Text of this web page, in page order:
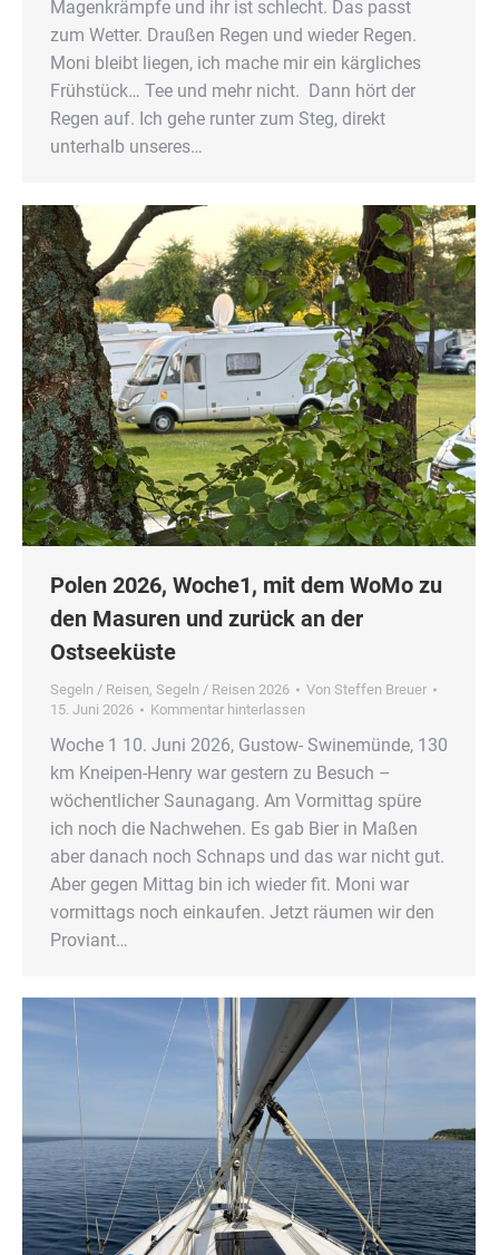
Magenkrämpfe und ihr ist schlecht. Das passt
zum Wetter. Draußen Regen und wieder Regen.
Moni bleibt liegen, ich mache mir ein kärgliches
Frühstück… Tee und mehr nicht. Dann hört der
Regen auf. Ich gehe runter zum Steg, direkt
unterhalb unseres…
Polen 2026, Woche1, mit dem WoMo zu
den Masuren und zurück an der
Ostseeküste
Segeln / Reisen, Segeln / Reisen 2026 Von Steffen Breuer
15. Juni 2026
Kommentar hinterlassen
Woche 1 10. Juni 2026, Gustow- Swinemünde, 130
km Kneipen-Henry war gestern zu Besuch –
wöchentlicher Saunagang. Am Vormittag spüre
ich noch die Nachwehen. Es gab Bier in Maßen
aber danach noch Schnaps und das war nicht gut.
Aber gegen Mittag bin ich wieder fit. Moni war
vormittags noch einkaufen. Jetzt räumen wir den
Proviant…